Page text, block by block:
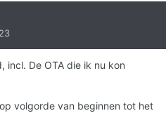
incl. De OTA die ik nu kon
volgorde van beginnen tot het